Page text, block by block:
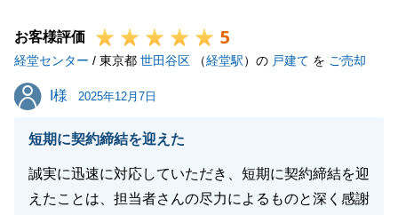
お客様評価 5
経堂センター / 東京都 世田谷区 （経堂駅）の 戸建て を ご売却
I様
I様 2025年12月7日
短期に契約締結を迎えた
誠実に迅速に対応していただき、短期に契約締結を迎
えたことは、担当者さんの尽力によるものと深く感謝